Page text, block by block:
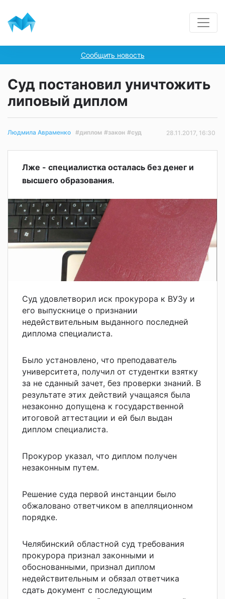
Сообщить новость
Суд постановил уничтожить
липовый диплом
Людмила Авраменко #диплом #закон #суд 28.11.2017, 16:30
Лже - специалистка осталась без денег и
высшего образования.
Суд удовлетворил иск прокурора к ВУЗу и
его выпускнице о признании
недействительным выданного последней
диплома специалиста.
Было установлено, что преподаватель
университета, получил от студентки взятку
за не сданный зачет, без проверки знаний. В
результате этих действий учащаяся была
незаконно допущена к государственной
итоговой аттестации и ей был выдан
диплом специалиста.
Прокурор указал, что диплом получен
незаконным путем.
Решение суда первой инстанции было
обжаловано ответчиком в апелляционном
порядке.
Челябинский областной суд требования
прокурора признал законными и
обоснованными, признал диплом
недействительным и обязал ответчика
сдать документ с последующим